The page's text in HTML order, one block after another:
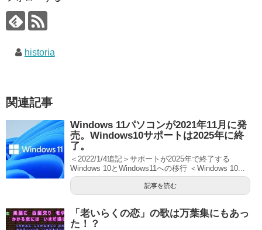
historia
関連記事
Windows 11パソコンが2021年11月に発
売。Windows10サポートは2025年に終
了。
＜2022/1/4追記＞サポートが2025年で終了する
Windows 10とWindows11への移行 ＜Windows 10...
記事を読む
「老いらくの恋」の歌は万葉集にもあっ
た！？